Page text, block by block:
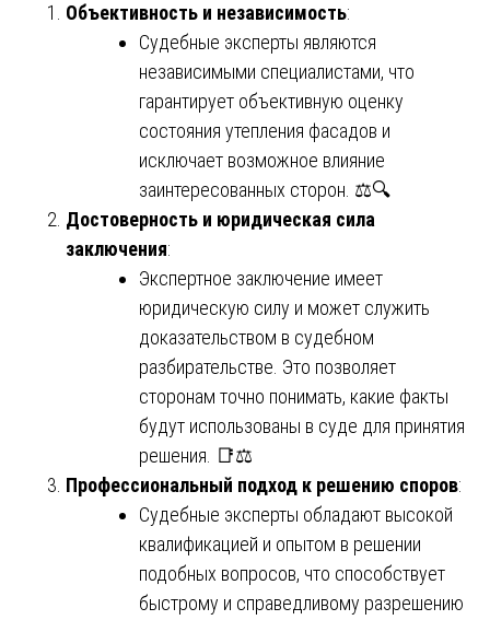
Объективность и независимость:
Судебные эксперты являются
независимыми специалистами, что
гарантирует объективную оценку
состояния утепления фасадов и
исключает возможное влияние
заинтересованных сторон. ⚖️🔍
Достоверность и юридическая сила
заключения:
Экспертное заключение имеет
юридическую силу и может служить
доказательством в судебном
разбирательстве. Это позволяет
сторонам точно понимать, какие факты
будут использованы в суде для принятия
решения. 📑⚖️
Профессиональный подход к решению споров:
Судебные эксперты обладают высокой
квалификацией и опытом в решении
подобных вопросов, что способствует
быстрому и справедливому разрешению